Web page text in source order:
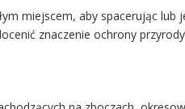
miejscem, aby spacerując lub
znaczenie ochrony